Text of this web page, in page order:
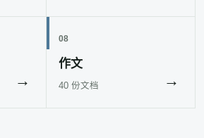
→
08
作文
40 份文档 →